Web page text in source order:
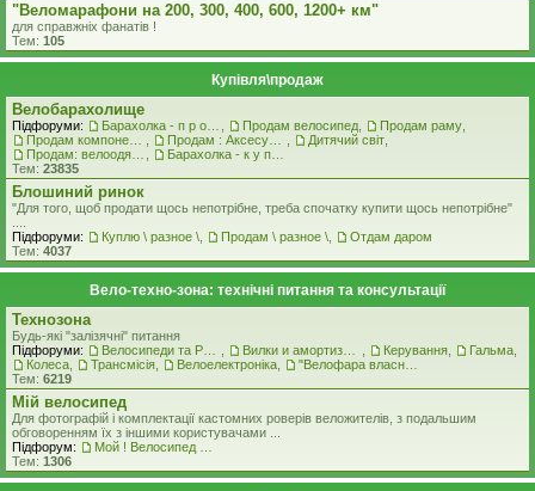
"Веломарафони на 200, 300, 400, 600, 1200+ км"
для справжнiх фанатiв !
Тем: 105
Купівля\продаж
Велобарахолище
Підфоруми: Продам велосипед Продам раму
Дитячий світ
Тем: 23835
Блошиний ринок
"Для того, щоб продати щось непотрібне, треба спочатку купити щось непотрібне"
Підфоруми:
Куплю \ разное \ Продам \ разное \
Отдам даром
Тем: 4037
Вело-техно-зона: технічні питання та консультації
Технозона
Будь-які "залізячні" питання
Підфоруми:
Керування Гальма
Колеса
Трансмісія Велоелектроніка
Тем: 6219
Мiй велосипед
Для фотографій і комплектації кастомних роверiв веложителiв, з подальшим
обговоренням їх з іншими користувачами ...
Підфорум:
Тем: 1306